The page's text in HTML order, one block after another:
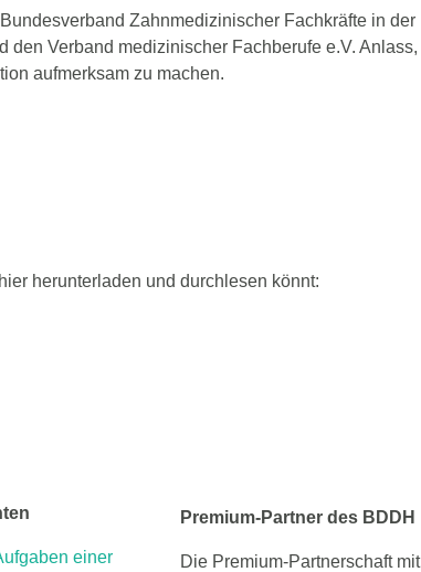
Zahnmedizinischer Fachkräfte in der
Verband medizinischer Fachberufe e.V. Anlass,
aufmerksam zu machen.
herunterladen und durchlesen könnt:
einer
Premium-Partner des BDDH
Die Premium-Partnerschaft mit